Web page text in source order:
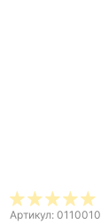
Артикул: 0110010